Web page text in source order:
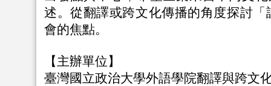
述。從翻譯或跨文化傳播的角度探討
會的焦點。
【主辦單位】
臺灣國立政治大學外語學院翻譯與跨文